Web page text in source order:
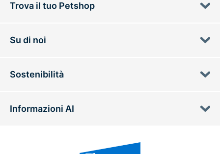
Trova il tuo Petshop
Su di noi
Sostenibilità
Informazioni AI